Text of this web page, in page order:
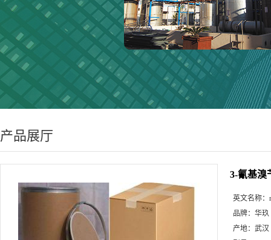
产品展厅
3-氰基溴
英文名称：
品牌： 华玖
产地： 武汉